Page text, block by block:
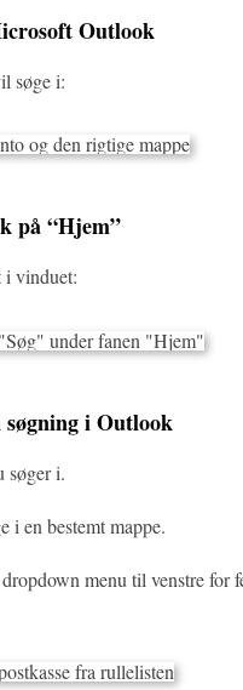
Outlook
søge i:
på “Hjem”
i vinduet:
i Outlook
søger i.
i en bestemt mappe.
menu til venstre for